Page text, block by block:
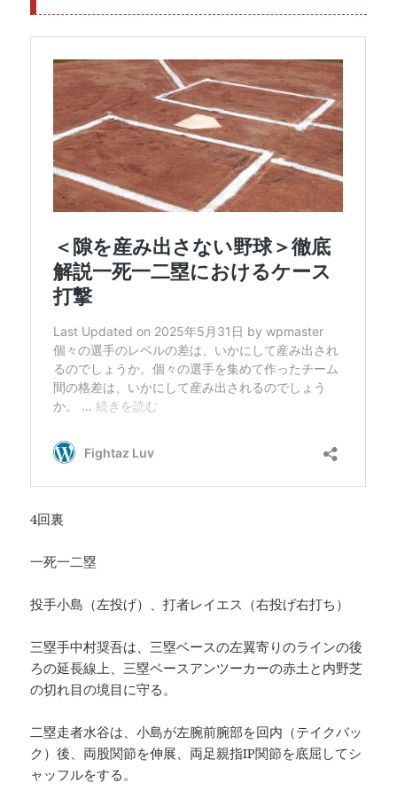
4回裏
一死一二塁
投手小島（左投げ）、打者レイエス（右投げ右打ち）
三塁手中村奨吾は、三塁ベースの左翼寄りのラインの後
ろの延長線上、三塁ベースアンツーカーの赤土と内野芝
の切れ目の境目に守る。
二塁走者水谷は、小島が左腕前腕部を回内（テイクバッ
ク）後、両股関節を伸展、両足親指IP関節を底屈してシ
ャッフルをする。